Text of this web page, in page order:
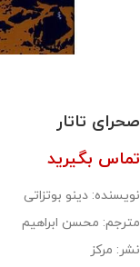
صحرای تاتار
تماس بگیرید
نویسنده: دینو بوتزاتی
مترجم: محسن ابراهیم
نشر: مرکز